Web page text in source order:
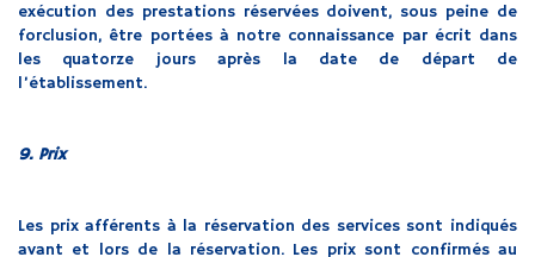
exécution des prestations réservées doivent, sous peine de
forclusion, être portées à notre connaissance par écrit dans
les quatorze jours après la date de départ de
l’établissement.
9. Prix
Les prix afférents à la réservation des services sont indiqués
avant et lors de la réservation. Les prix sont confirmés au